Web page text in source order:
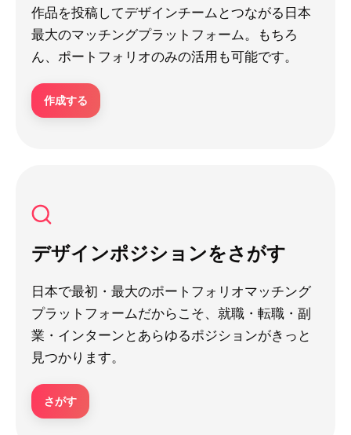
作品を投稿してデザインチームとつながる日本
最大のマッチングプラットフォーム。もちろ
ん、ポートフォリオのみの活用も可能です。
作成する
デザインポジションをさがす
日本で最初・最大のポートフォリオマッチング
プラットフォームだからこそ、就職・転職・副
業・インターンとあらゆるポジションがきっと
見つかります。
さがす